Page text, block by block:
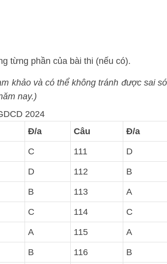
từng phần của bài thi (nếu có).
khảo và có thể không tránh được sai
nay.)
2024
Đ/a Câu Đ/a
C 111 D
D 112 B
B 113 A
C 114 C
A 115 A
B 116 B